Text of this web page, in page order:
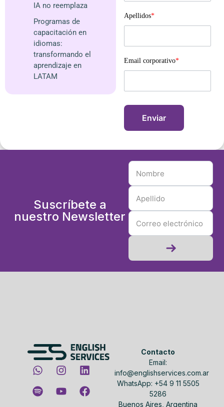
IA no reemplaza
Programas de
capacitación en
idiomas:
transformando el
aprendizaje en
LATAM
Apellidos*
Email corporativo*
Suscríbete a
nuestro Newsletter
Contacto
Email:
info@englishservices.com.ar
WhatsApp: +54 9 11 5505
5286
Buenos Aires, Argentina